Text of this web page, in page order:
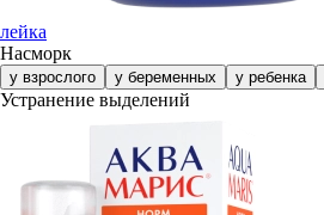
лейка
Насморк
у взрослого у беременных у ребенка
Устранение выделений